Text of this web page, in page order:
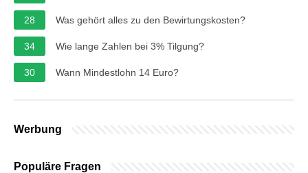
28 Was gehört alles zu den Bewirtungskosten?
34 Wie lange Zahlen bei 3% Tilgung?
30 Wann Mindestlohn 14 Euro?
Werbung
Populäre Fragen